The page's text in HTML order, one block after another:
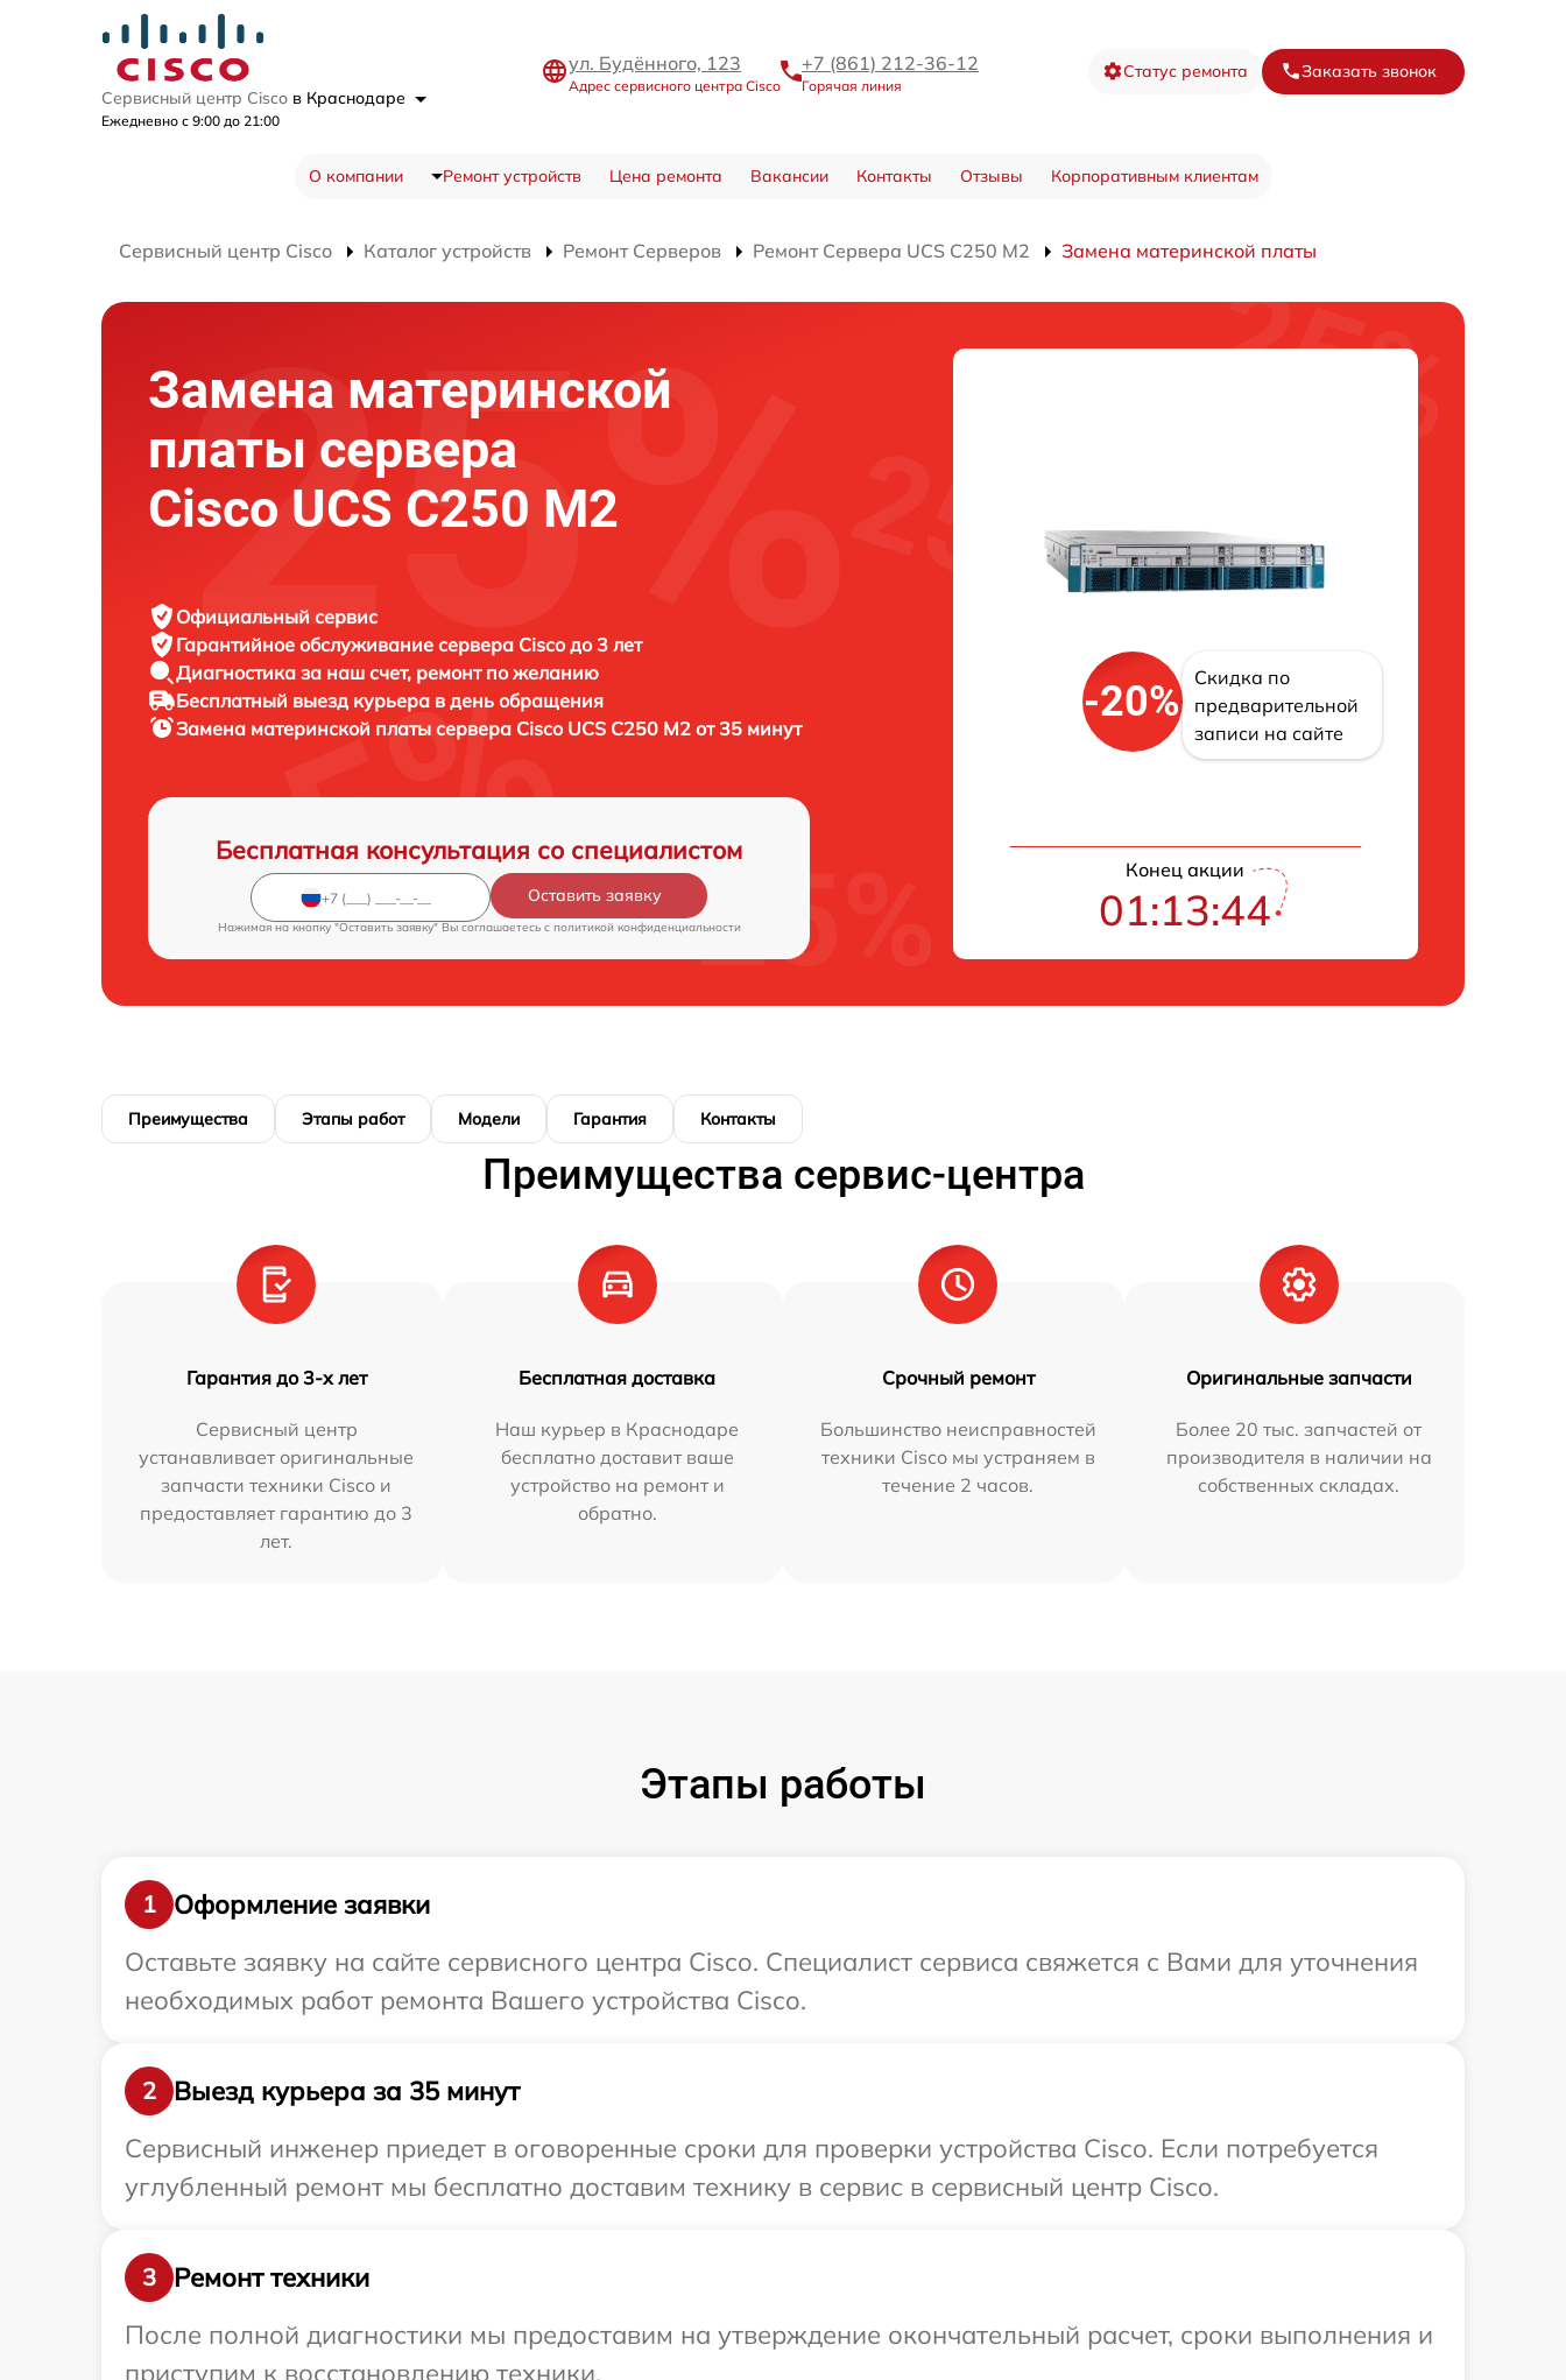
Сервисный центр Cisco в Краснодаре
Ежедневно с 9:00 до 21:00
ул. Будённого, 123
Адрес сервисного центра Cisco
+7 (861) 212-36-12
Горячая линия
Статус ремонта Заказать звонок
О компании Ремонт устройств Цена ремонта Вакансии Контакты Отзывы Корпоративным клиентам
Сервисный центр Cisco Каталог устройств Ремонт Серверов Ремонт Сервера UCS C250 M2 Замена материнской платы
Замена материнской
платы сервера
Cisco UCS C250 M2
Официальный сервис
Гарантийное обслуживание сервера Cisco до 3 лет
Диагностика за наш счет, ремонт по желанию
Бесплатный выезд курьера в день обращения
Замена материнской платы сервера Cisco UCS C250 M2 от 35 минут
Бесплатная консультация со специалистом
Оставить заявку
Нажимая на кнопку "Оставить заявку" Вы соглашаетесь c политикой конфиденциальности
-20%
Скидка по
предварительной
записи на сайте
Конец акции
01:13:43
Преимущества Этапы работ Модели Гарантия Контакты
Преимущества сервис-центра
Гарантия до 3-х лет
Сервисный центр
устанавливает оригинальные
запчасти техники Cisco и
предоставляет гарантию до 3
лет.
Бесплатная доставка
Наш курьер в Краснодаре
бесплатно доставит ваше
устройство на ремонт и
обратно.
Срочный ремонт
Большинство неисправностей
техники Cisco мы устраняем в
течение 2 часов.
Оригинальные запчасти
Более 20 тыс. запчастей от
производителя в наличии на
собственных складах.
Этапы работы
1
Оформление заявки
Оставьте заявку на сайте сервисного центра Cisco. Специалист сервиса свяжется с Вами для уточнения
необходимых работ ремонта Вашего устройства Cisco.
2
Выезд курьера за 35 минут
Сервисный инженер приедет в оговоренные сроки для проверки устройства Cisco. Если потребуется
углубленный ремонт мы бесплатно доставим технику в сервис в сервисный центр Cisco.
3
Ремонт техники
После полной диагностики мы предоставим на утверждение окончательный расчет, сроки выполнения и
приступим к восстановлению техники.